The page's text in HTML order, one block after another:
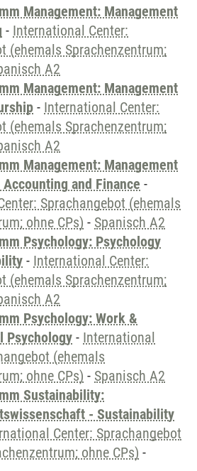
Management: Management
- International Center:
(ehemals Sprachenzentrum;
A2
Management: Management
- International Center:
(ehemals Sprachenzentrum;
A2
Management: Management
and Finance -
Sprachangebot (ehemals
ohne CPs) - Spanisch A2
Psychology: Psychology
- International Center:
(ehemals Sprachenzentrum;
A2
Psychology: Work &
Psychology - International
(ehemals
ohne CPs) - Spanisch A2
Sustainability:
- Sustainability
Center: Sprachangebot
ohne CPs) -